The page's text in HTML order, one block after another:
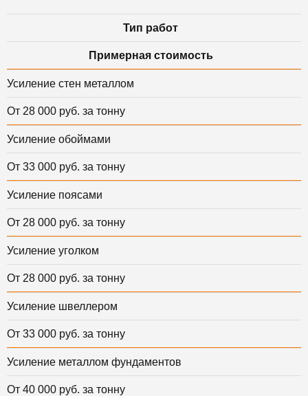
Тип работ
Примерная стоимость
Усиление стен металлом
От 28 000 руб. за тонну
Усиление обоймами
От 33 000 руб. за тонну
Усиление поясами
От 28 000 руб. за тонну
Усиление уголком
От 28 000 руб. за тонну
Усиление швеллером
От 33 000 руб. за тонну
Усиление металлом фундаментов
От 40 000 руб. за тонну